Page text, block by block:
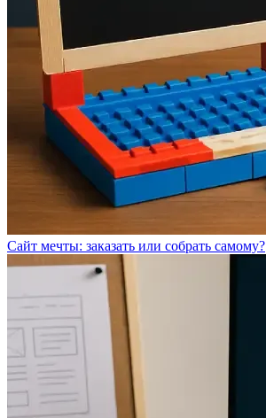
Сайт мечты: заказать или собрать самому?